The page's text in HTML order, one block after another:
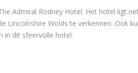
Admiral Rodney Hotel. Het hotel ligt
Lincolnshire Wolds te verkennen. Ook
in dit sfeervolle hotel.